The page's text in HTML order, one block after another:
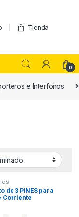
Tienda
0
e Interfonos
de 3 PINES para
Corriente